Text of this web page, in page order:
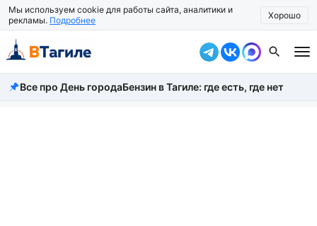
Мы используем cookie для работы сайта, аналитики и
рекламы. Подробнее Хорошо
Все новости
Все про День городаБензин в Тагиле: где есть, где нет